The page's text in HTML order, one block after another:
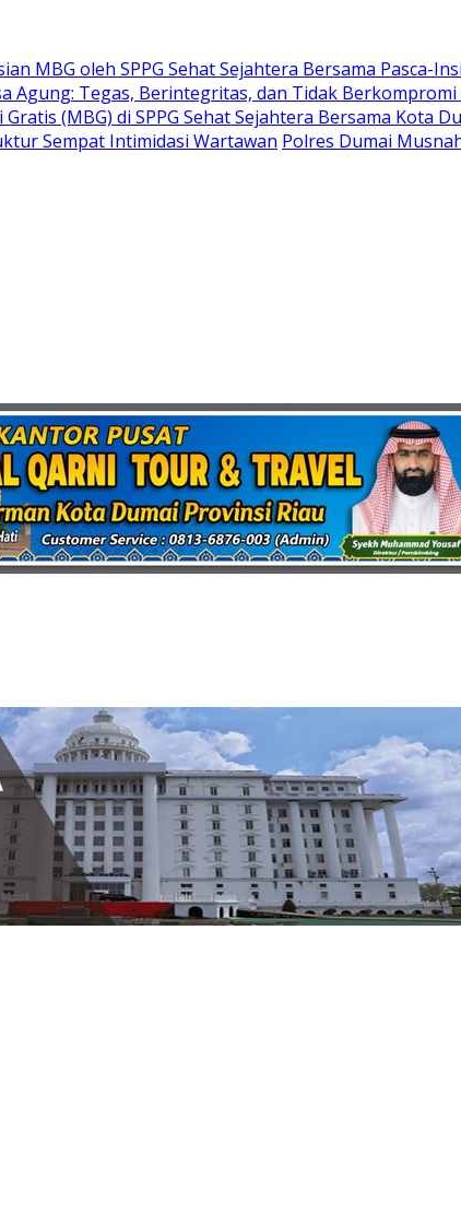
MBG oleh SPPG Sehat Sejahtera Bersama Pasca-
Agung: Tegas, Berintegritas, dan Tidak
(MBG) di SPPG Sehat Sejahtera Bersama Kota
Sempat Intimidasi Wartawan Polres Dumai